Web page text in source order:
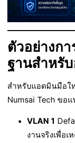
ตัวอย่างก
ฐานสำหรั
สำหรับแอดมินมือใ
Numsai Tech ขอ
VLAN 1
งานจริงเพื่อ